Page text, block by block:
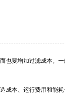
也要增加过滤成本。
成本、运行费用和能